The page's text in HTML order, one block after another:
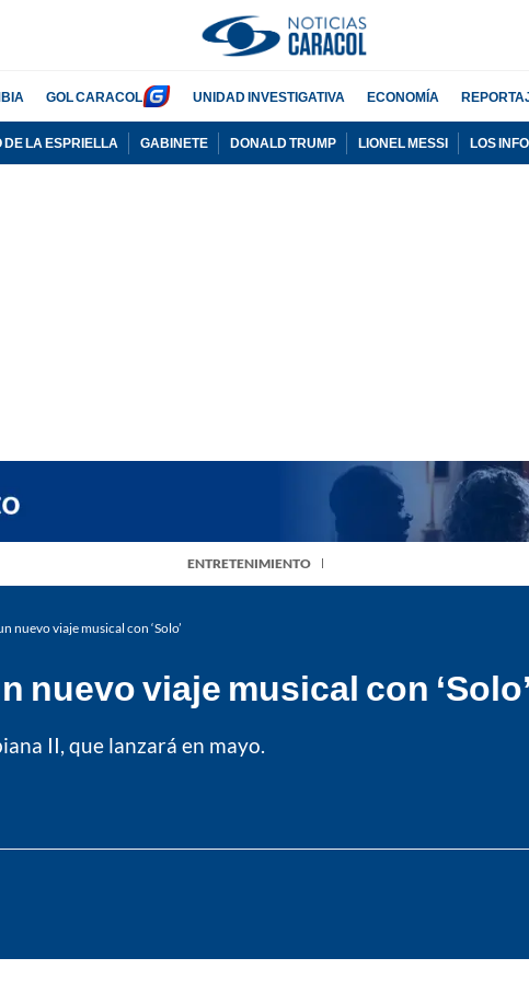
GOL CARACOL UNIDAD INVESTIGATIVA ECONOMÍA
LA ESPRIELLA GABINETE DONALD TRUMP LIONEL MESSI LOS
ENTRETENIMIENTO
nuevo viaje musical con ‘Solo’
nuevo viaje musical con
II, que lanzará en mayo.